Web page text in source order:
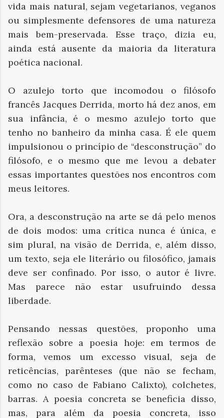
vida mais natural, sejam vegetarianos, veganos
ou simplesmente defensores de uma natureza
mais bem-preservada. Esse traço, dizia eu,
ainda está ausente da maioria da literatura
poética nacional.
O azulejo torto que incomodou o filósofo
francês Jacques Derrida, morto há dez anos, em
sua infância, é o mesmo azulejo torto que
tenho no banheiro da minha casa. É ele quem
impulsionou o princípio de “desconstrução” do
filósofo, e o mesmo que me levou a debater
essas importantes questões nos encontros com
meus leitores.
Ora, a desconstrução na arte se dá pelo menos
de dois modos: uma crítica nunca é única, e
sim plural, na visão de Derrida, e, além disso,
um texto, seja ele literário ou filosófico, jamais
deve ser confinado. Por isso, o autor é livre.
Mas parece não estar usufruindo dessa
liberdade.
Pensando nessas questões, proponho uma
reflexão sobre a poesia hoje: em termos de
forma, vemos um excesso visual, seja de
reticências, parênteses (que não se fecham,
como no caso de Fabiano Calixto), colchetes,
barras. A poesia concreta se beneficia disso,
mas, para além da poesia concreta, isso